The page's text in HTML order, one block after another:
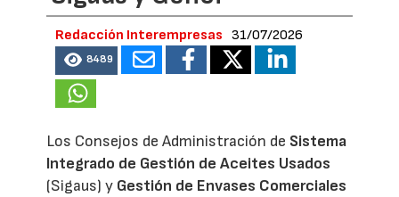
Redacción Interempresas 31/07/2026
8489
Los Consejos de Administración de Sistema
Integrado de Gestión de Aceites Usados
(Sigaus) y Gestión de Envases Comerciales